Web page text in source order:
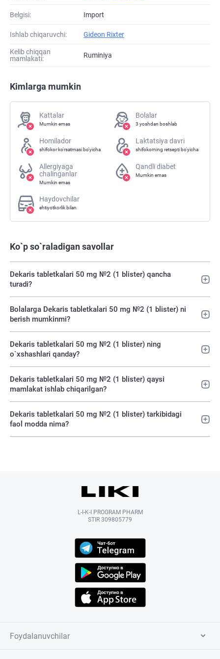
Belgisi: Import
Ishlab chiqaruvchi: Gideon Rixter
Kelib chiqqan
mamlakati:
Ruminiya
Kimlarga mumkin
Kattalar
Mumkin emas
Bolalar
3 yoshdan boshlab
Homilador
shifokor ko'rsatmasi bo'yicha
Laktatsiya davri
shifokorning retsepti bo'yicha
Allergiyaga
chalinganlar
Mumkin emas
Qandli diabet
Mumkin emas
Haydovchilar
ehtiyotkorlik bilan
Ko`p so`raladigan savollar
Dekaris tabletkalari 50 mg №2 (1 blister) qancha
turadi?
Bolalarga Dekaris tabletkalari 50 mg №2 (1 blister) ni
berish mumkinmi?
Dekaris tabletkalari 50 mg №2 (1 blister) ning
o`xshashlari qanday?
Dekaris tabletkalari 50 mg №2 (1 blister) qaysi
mamlakat ishlab chiqarilgan?
Dekaris tabletkalari 50 mg №2 (1 blister) tarkibidagi
faol modda nima?
L-I-K-I PROGRAM PHARM
STIR 309805779
Foydalanuvchilar